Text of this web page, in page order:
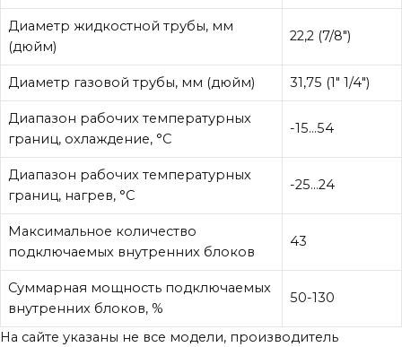
Диаметр жидкостной трубы, мм
(дюйм)
22,2 (7/8″)
Диаметр газовой трубы, мм (дюйм) 31,75 (1″ 1/4″)
Диапазон рабочих температурных
границ, охлаждение, °C
-15…54
Диапазон рабочих температурных
границ, нагрев, °C
-25…24
Максимальное количество
подключаемых внутренних блоков
43
Суммарная мощность подключаемых
внутренних блоков, %
50-130
На сайте указаны не все модели, производитель